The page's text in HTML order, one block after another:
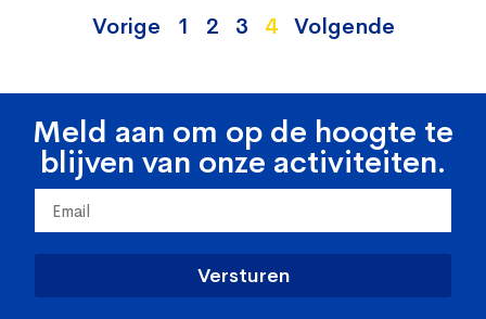
Vorige 1 2 3 4 Volgende
Meld aan om op de hoogte te
blijven van onze activiteiten.
Versturen